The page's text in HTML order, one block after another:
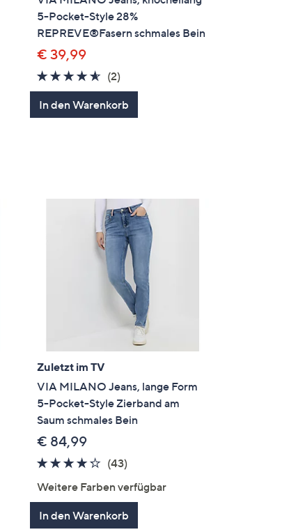
5-Pocket-Style 28%
REPREVE®Fasern schmales Bein
€ 39,99
4.5
von
5
(2)
Bewertungen
In den Warenkorb
Zuletzt im TV
VIA MILANO Jeans, lange Form
5-Pocket-Style Zierband am
Saum schmales Bein
€ 84,99
4.2
(43)
Weitere Farben verfügbar
In den Warenkorb